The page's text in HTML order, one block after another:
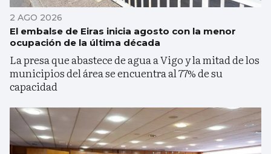
2 AGO 2026
El embalse de Eiras inicia agosto con la menor
ocupación de la última década
La presa que abastece de agua a Vigo y la mitad de los
municipios del área se encuentra al 77% de su
capacidad